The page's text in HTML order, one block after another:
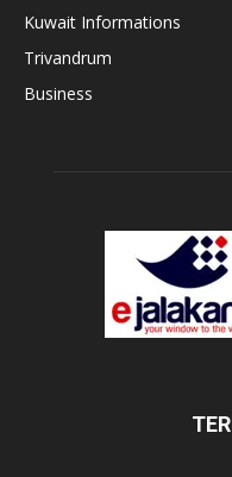
Kuwait Informations
Trivandrum
Business